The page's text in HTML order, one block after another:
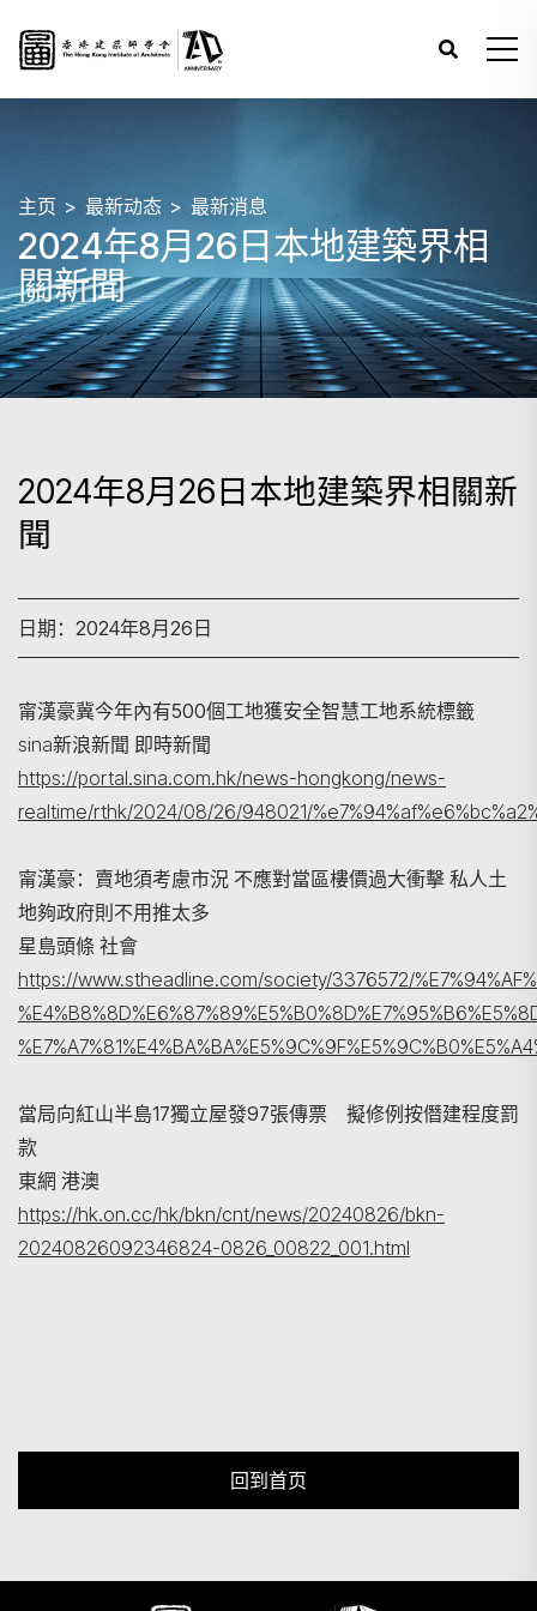
主页 最新动态 最新消息
2024年8月26日本地建築界相
關新聞
2024年8月26日本地建築界相關新
聞
日期：2024年8月26日
甯漢豪冀今年內有500個工地獲安全智慧工地系統標籤
sina新浪新聞 即時新聞
https://portal.sina.com.hk/news-hongkong/news-
realtime/rthk/2024/08/26/948021/
甯漢豪：賣地須考慮市況 不應對當區樓價過大衝擊 私人土
地夠政府則不用推太多
星島頭條 社會
https://www.stheadline.com/society/3376572/
當局向紅山半島17獨立屋發97張傳票 擬修例按僭建程度罰
款
東網 港澳
https://hk.on.cc/hk/bkn/cnt/news/20240826/bkn-
20240826092346824-0826_00822_001.html
回到首页